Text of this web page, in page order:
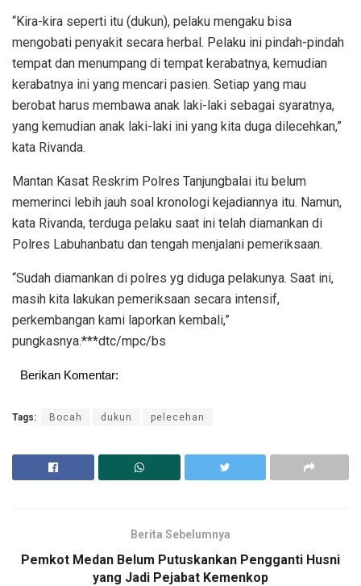
“Kira-kira seperti itu (dukun), pelaku mengaku bisa
mengobati penyakit secara herbal. Pelaku ini pindah-pindah
tempat dan menumpang di tempat kerabatnya, kemudian
kerabatnya ini yang mencari pasien. Setiap yang mau
berobat harus membawa anak laki-laki sebagai syaratnya,
yang kemudian anak laki-laki ini yang kita duga dilecehkan,”
kata Rivanda.
Mantan Kasat Reskrim Polres Tanjungbalai itu belum
memerinci lebih jauh soal kronologi kejadiannya itu. Namun,
kata Rivanda, terduga pelaku saat ini telah diamankan di
Polres Labuhanbatu dan tengah menjalani pemeriksaan.
“Sudah diamankan di polres yg diduga pelakunya. Saat ini,
masih kita lakukan pemeriksaan secara intensif,
perkembangan kami laporkan kembali,”
pungkasnya.***dtc/mpc/bs
Berikan Komentar:
Tags: Bocah dukun pelecehan
Berita Sebelumnya
Pemkot Medan Belum Putuskankan Pengganti Husni
yang Jadi Pejabat Kemenkop